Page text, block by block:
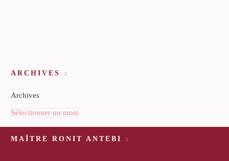
ARCHIVES
Archives
Sélectionner un mois
MAÎTRE RONIT ANTEBI